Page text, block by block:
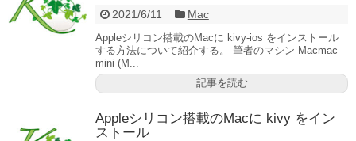
2021/6/11 Mac
Appleシリコン搭載のMacに kivy-ios をインストール
する方法について紹介する。 筆者のマシン Macmac
mini (M...
記事を読む
Appleシリコン搭載のMacに kivy をイン
ストール